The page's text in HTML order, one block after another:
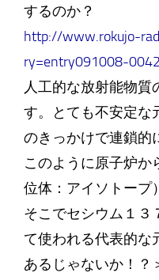
するのか？
http://www.rokujo-
ry=entry091008-
人工的な放射能物質
す。とても不安定な
のきっかけで連鎖的
このように原子炉か
位体：アイソトープ
そこでセシウム１３
て使われる代表的な
あるじゃないか！？